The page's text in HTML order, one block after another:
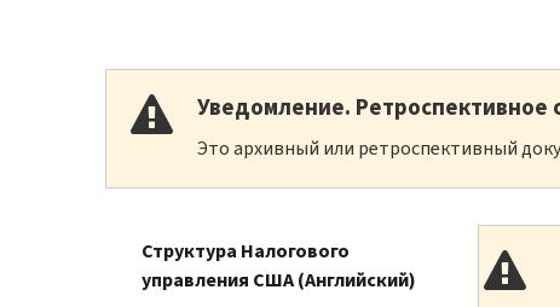
Уведомление. Ретроспективное
Это архивный или ретроспективный
Структура Налогового
управления США (Английский)